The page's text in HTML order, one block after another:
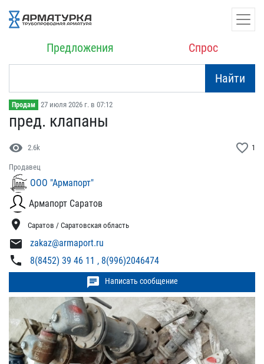
Предложения Спрос
Найти
Продам 27 июля 2026 г. в 07:12
пред. клапаны
visibility 2.6k favorite_border 1
Продавец
ООО "Армапорт"
Армапорт Саратов
location_on Саратов / Саратовская область
mail zakaz@armaport.ru
phone 8(8452) 39 46 11 , 8(996)2046474
chat Написать сообщение